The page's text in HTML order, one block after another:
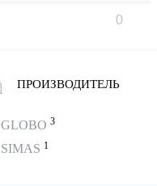
ПРОИЗВОДИТЕЛЬ
GLOBO 3
SIMAS 1